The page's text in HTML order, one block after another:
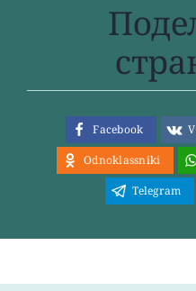
Facebook
Odnoklassniki
Telegram